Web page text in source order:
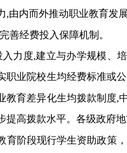
,由内而外推动职业教育发
善经费投入保障机制。
入力度,建立与办学规模、
职业院校生均经费标准或
教育差异化生均拨款制度,
提高拨款水平。各级政府
育阶段现行学生资助政策